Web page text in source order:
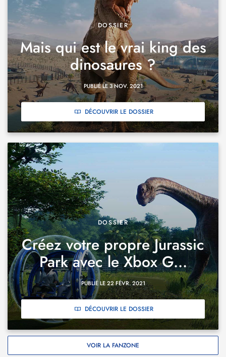
DOSSIER
Mais qui est le vrai king des
dinosaures ?
PUBLIÉ LE 3 NOV. 2021
DÉCOUVRIR LE DOSSIER
DOSSIER
Créez votre propre Jurassic
Park avec le Xbox G...
PUBLIÉ LE 22 FÉVR. 2021
DÉCOUVRIR LE DOSSIER
VOIR LA FANZONE